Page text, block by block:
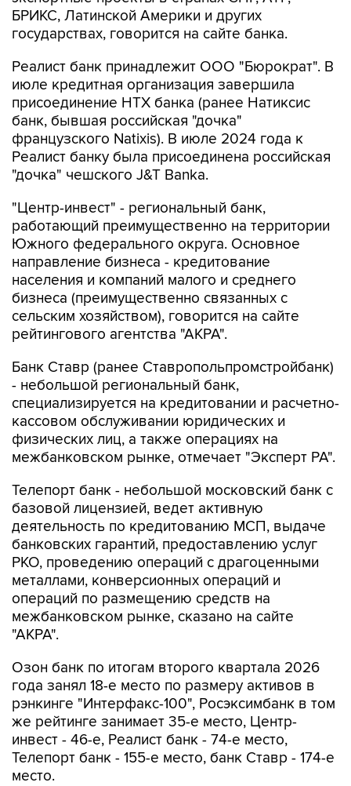
БРИКС, Латинской Америки и других
государствах, говорится на сайте банка.
Реалист банк принадлежит ООО "Бюрократ". В
июле кредитная организация завершила
присоединение НТХ банка (ранее Натиксис
банк, бывшая российская "дочка"
французского Natixis). В июле 2024 года к
Реалист банку была присоединена российская
"дочка" чешского J&T Banka.
"Центр-инвест" - региональный банк,
работающий преимущественно на территории
Южного федерального округа. Основное
направление бизнеса - кредитование
населения и компаний малого и среднего
бизнеса (преимущественно связанных с
сельским хозяйством), говорится на сайте
рейтингового агентства "АКРА".
Банк Ставр (ранее Ставропольпромстройбанк)
- небольшой региональный банк,
специализируется на кредитовании и расчетно-
кассовом обслуживании юридических и
физических лиц, а также операциях на
межбанковском рынке, отмечает "Эксперт РА".
Телепорт банк - небольшой московский банк с
базовой лицензией, ведет активную
деятельность по кредитованию МСП, выдаче
банковских гарантий, предоставлению услуг
РКО, проведению операций с драгоценными
металлами, конверсионных операций и
операций по размещению средств на
межбанковском рынке, сказано на сайте
"АКРА".
Озон банк по итогам второго квартала 2026
года занял 18-е место по размеру активов в
рэнкинге "Интерфакс-100", Росэксимбанк в том
же рейтинге занимает 35-е место, Центр-
инвест - 46-е, Реалист банк - 74-е место,
Телепорт банк - 155-е место, банк Ставр - 174-е
место.